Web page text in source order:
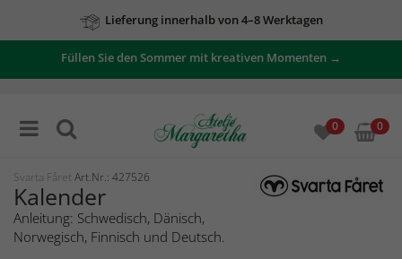
Lieferung innerhalb von 4–8 Werktagen
Füllen Sie den Sommer mit kreativen Momenten →
0 0
Svarta Fåret Art.Nr.: 427526
Kalender
Anleitung: Schwedisch, Dänisch,
Norwegisch, Finnisch und Deutsch.